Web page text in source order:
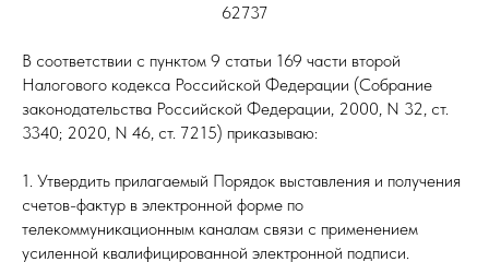
62737
В соответствии с пунктом 9 статьи 169 части второй
Налогового кодекса Российской Федерации (Собрание
законодательства Российской Федерации, 2000, N 32, ст.
3340; 2020, N 46, ст. 7215) приказываю:
1. Утвердить прилагаемый Порядок выставления и получения
счетов-фактур в электронной форме по
телекоммуникационным каналам связи с применением
усиленной квалифицированной электронной подписи.